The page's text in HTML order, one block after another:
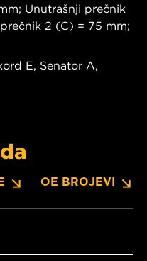
Unutrašnji prečnik
2 (C) = 75 mm;
E, Senator A,
OE BROJEVI